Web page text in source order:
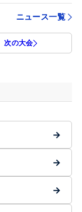
ニュース一覧
次の大会
→
→
→